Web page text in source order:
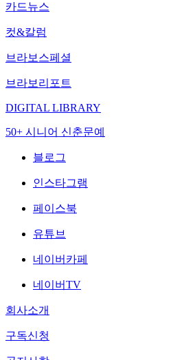
카드뉴스
컷&칼럼
브라보스페셜
브라보리포트
DIGITAL LIBRARY
50+ 시니어 신춘문예
블로그
인스타그램
페이스북
유튜브
네이버카페
네이버TV
회사소개
구독신청